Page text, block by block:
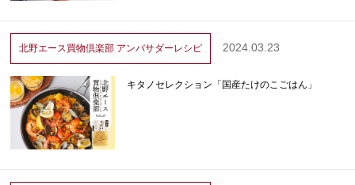
北野エース買物倶楽部 アンバサダーレシピ 2024.03.23
キタノセレクション「国産たけのこごはん」